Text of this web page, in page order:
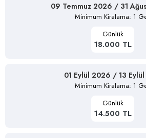
09 Temmuz 2026 / 31
Minimum Kiralama: 1
Günlük
18.000 TL
01 Eylül 2026 / 13
Minimum Kiralama: 1
Günlük
14.500 TL